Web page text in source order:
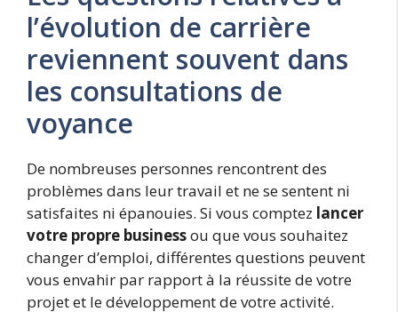
l’évolution de carrière
reviennent souvent dans
les consultations de
voyance
De nombreuses personnes rencontrent des
problèmes dans leur travail et ne se sentent ni
satisfaites ni épanouies. Si vous comptez lancer
votre propre businessou que vous souhaitez
changer d’emploi, différentes questions peuvent
vous envahir par rapport à la réussite de votre
projet et le développement de votre activité.